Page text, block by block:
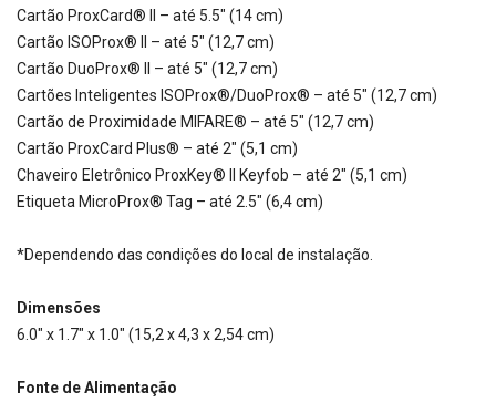
Cartão ProxCard® II – até 5.5″ (14 cm)
Cartão ISOProx® II – até 5″ (12,7 cm)
Cartão DuoProx® II – até 5″ (12,7 cm)
Cartões Inteligentes ISOProx®/DuoProx® – até 5″ (12,7 cm)
Cartão de Proximidade MIFARE® – até 5″ (12,7 cm)
Cartão ProxCard Plus® – até 2″ (5,1 cm)
Chaveiro Eletrônico ProxKey® II Keyfob – até 2″ (5,1 cm)
Etiqueta MicroProx® Tag – até 2.5″ (6,4 cm)
*Dependendo das condições do local de instalação.
Dimensões
6.0″ x 1.7″ x 1.0″ (15,2 x 4,3 x 2,54 cm)
Fonte de Alimentação